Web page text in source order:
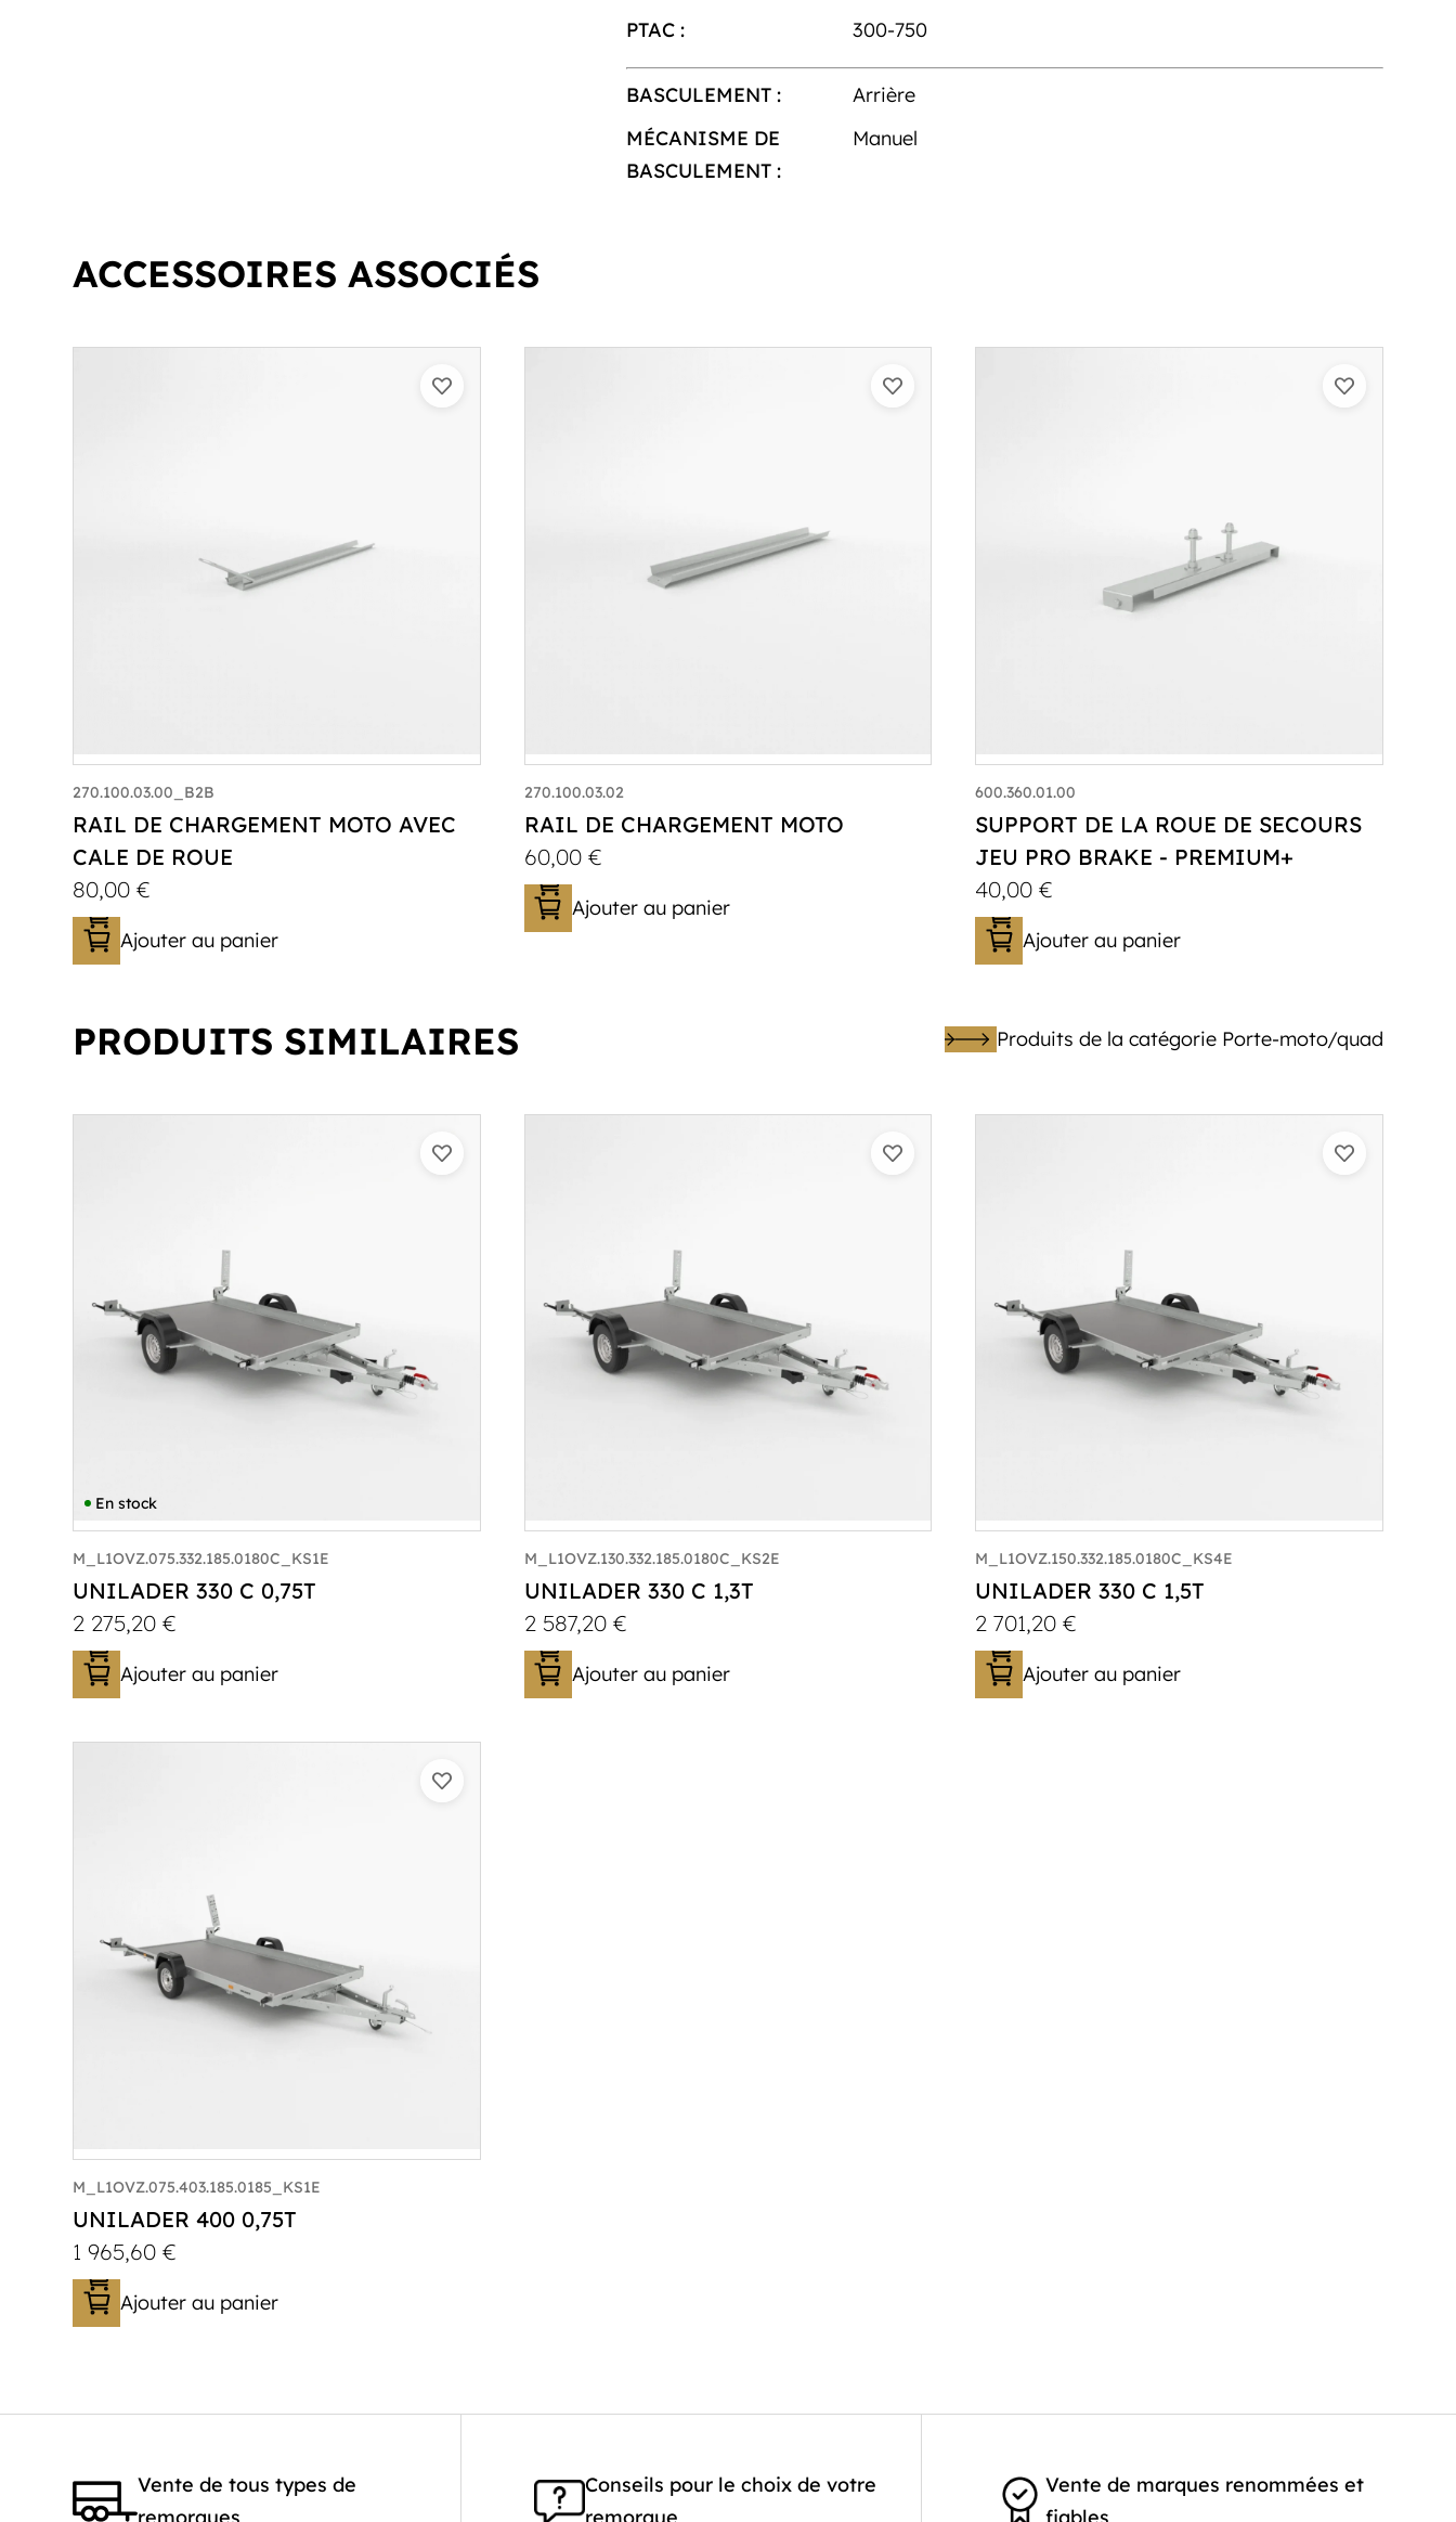
PTAC :
300-750
BASCULEMENT :
Arrière
MÉCANISME DE
BASCULEMENT :
Manuel
ACCESSOIRES ASSOCIÉS
270.100.03.00_B2B
RAIL DE CHARGEMENT MOTO AVEC
CALE DE ROUE
80,00€
Ajouter au panier
270.100.03.02
RAIL DE CHARGEMENT MOTO
60,00 €
Ajouter au panier
600.360.01.00
SUPPORT DE LA ROUE DE SECOURS
JEU PRO BRAKE - PREMIUM+
40,00€
Ajouter au panier
PRODUITS SIMILAIRES Produits de la catégorie Porte-moto/quad
En stock
M_L1OVZ.075.332.185.0180C_KS1E
UNILADER 330 C 0,75T
2 275,20€
Ajouter au panier
M_L1OVZ.130.332.185.0180C_KS2E
UNILADER 330 C 1,3T
2 587,20 €
Ajouter au panier
M_L1OVZ.150.332.185.0180C_KS4E
UNILADER 330 C 1,5T
2 701,20€
Ajouter au panier
Plancher : Plancher en contreplaqué
M_L1OVZ.075.403.185.0185_KS1E
UNILADER 400 0,75T
1 965,60€
Ajouter au panier
Vente de tous types de
Conseils pour le choix de votre
Vente de marques renommées et